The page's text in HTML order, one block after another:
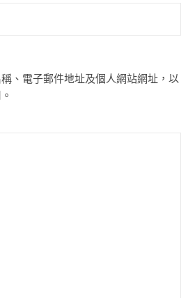
、電子郵件地址及個人網站網址，以